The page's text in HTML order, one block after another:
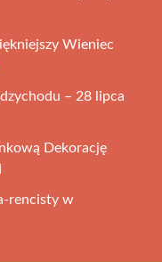
Wieniec
– 28 lipca
Dekorację
rencisty w